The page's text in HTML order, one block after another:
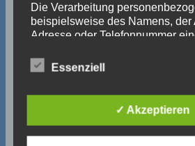
Die Verarbeitung
beispielsweise des Namens, der
Adresse oder Telefonnummer
Datenschutz-Grundverordnung
Mittels dieser
Verein die Öffentlichkeit über Art,
Essenziell
✓ Akzeptieren